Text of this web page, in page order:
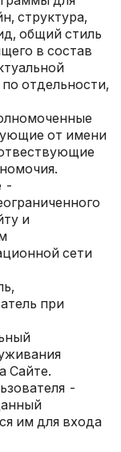
структура,
общий стиль
в состав
отдельности,
от имени
-
и
сети
при
Сайте.
-
им для входа